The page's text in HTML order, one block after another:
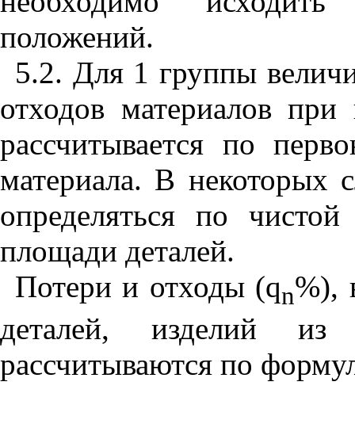
положений.
5.2. Для 1 группы
отходов материалов при
рассчиты­вается по
материала. В некоторых
определяться по
площади деталей.
Потери и отходы (qn%),
деталей, изделий из
рассчитывают­ся по